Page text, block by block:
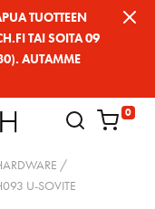
TUOTTEEN
TAI SOITA 09
AUTAMME
0
/
U-SOVITE